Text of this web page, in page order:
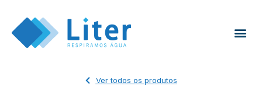
Ver todos os produtos